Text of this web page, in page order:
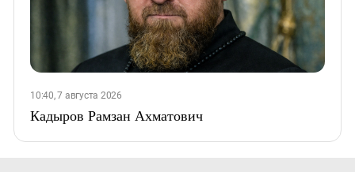
10:40, 7 августа 2026
Кадыров Рамзан Ахматович